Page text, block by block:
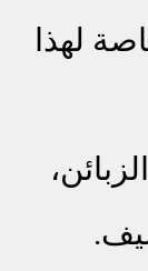
لهذا